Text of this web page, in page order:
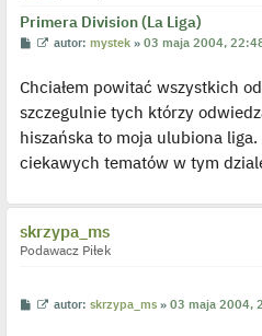
Primera Division (La Liga)
P
t
W
w
e
l
o
d
y
n
c
o
autor:mystek »03 maja 2004,
Chciałem powitać wszystkich
szczegulnie tych którzy
hiszańska to moja ulubiona
ciekawych tematów w tym
skrzypa_ms
Podawacz Piłek
P
W
autor:skrzypa_ms »03 maja 2004,